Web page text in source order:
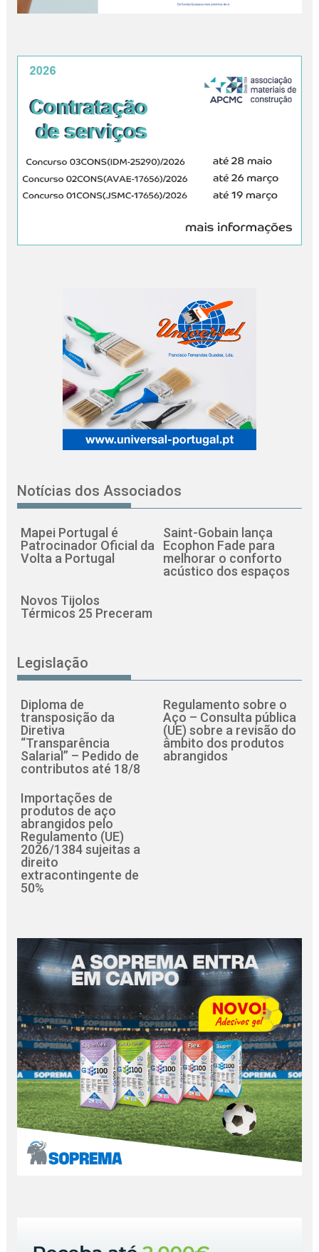
Notícias dos Associados
Mapei Portugal é
Patrocinador Oficial da
Volta a Portugal
Saint-Gobain lança
Ecophon Fade para
melhorar o conforto
acústico dos espaços
Novos Tijolos
Térmicos 25 Preceram
Legislação
Diploma de
transposição da
Diretiva
“Transparência
Salarial” – Pedido de
contributos até 18/8
Regulamento sobre o
Aço – Consulta pública
(UE) sobre a revisão do
âmbito dos produtos
abrangidos
Importações de
produtos de aço
abrangidos pelo
Regulamento (UE)
2026/1384 sujeitas a
direito
extracontingente de
50%